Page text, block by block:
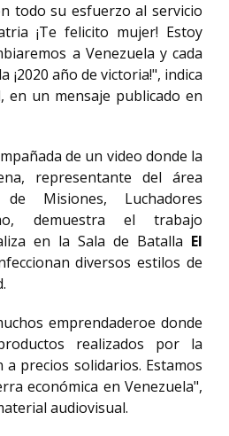
todo su esfuerzo al servicio
¡Te felicito mujer! Estoy
a Venezuela y cada
¡2020 año de victoria!", indica
en un mensaje publicado en
de un video donde la
representante del área
Misiones, Luchadores
demuestra el trabajo
en la Sala de Batalla El
diversos estilos de
emprendaderoe donde
realizados por la
a precios solidarios. Estamos
económica en Venezuela",
audiovisual.